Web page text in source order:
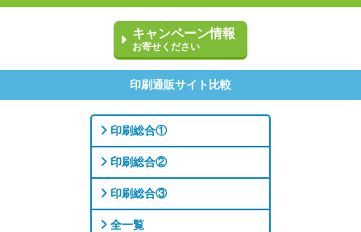
キャンペーン情報
お寄せください
印刷通販サイト比較
印刷総合①
印刷総合②
印刷総合③
全一覧